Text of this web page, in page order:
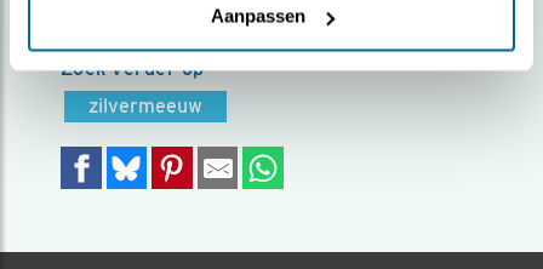
Aanpassen
Foto genomen in: Bij mij op balkon in Den Haag
Zoek verder op
zilvermeeuw